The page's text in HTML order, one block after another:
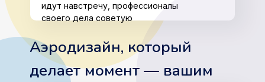
идут навстречу, профессионалы
своего дела советую
Аэродизайн, который
делает момент — вашим